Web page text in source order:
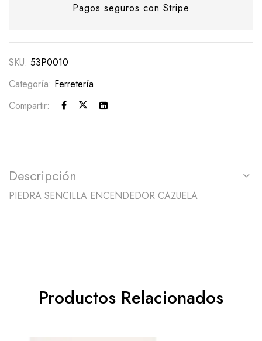
Pagos seguros con Stripe
SKU: 53P0010
Categoría: Ferretería
Compartir:
Descripción
PIEDRA SENCILLA ENCENDEDOR CAZUELA
Productos Relacionados